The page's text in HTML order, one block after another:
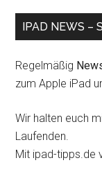
IPAD NEWS –
Regelmäßig
zum Apple iPad
Wir halten euch
Laufenden.
Mit ipad-tipps.de